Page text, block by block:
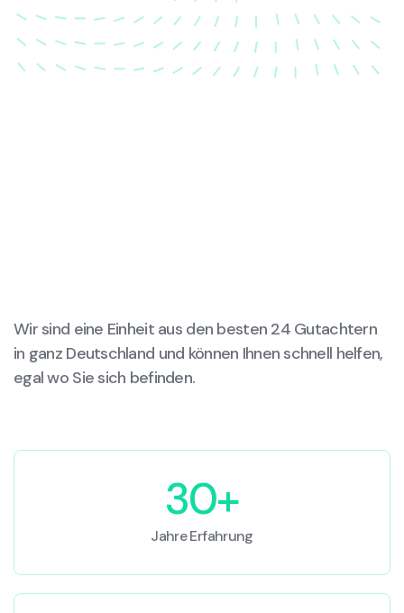
wird.
Wir sind eine Einheit aus den besten 24 Gutachtern
in ganz Deutschland und können Ihnen schnell helfen,
egal wo Sie sich befinden.
30+
Jahre Erfahrung